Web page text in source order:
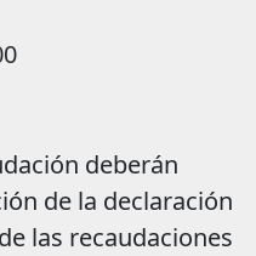
deberán
de la declaración
las recaudaciones